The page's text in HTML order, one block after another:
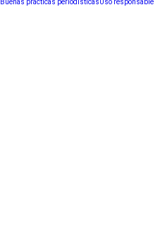
Buenas prácticas periodísticasUso responsable